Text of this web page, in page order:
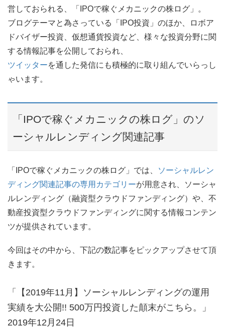
営しておられる、「IPOで稼ぐメカニックの株ログ」。
ブログテーマと為さっている「IPO投資」のほか、ロボア
ドバイザー投資、仮想通貨投資など、様々な投資分野に関
する情報記事を公開しておられ、
ツイッターを通した発信にも積極的に取り組んでいらっし
ゃいます。
「IPOで稼ぐメカニックの株ログ」のソ
ーシャルレンディング関連記事
「IPOで稼ぐメカニックの株ログ」では、
ソーシャルレン
ディング関連記事の専用カテゴリーが用意され、ソーシャ
ルレンディング（融資型クラウドファンディング）や、不
動産投資型クラウドファンディングに関する情報コンテン
ツが提供されています。
今回はその中から、下記の数記事をピックアップさせて頂
きます。
「【2019年11月】ソーシャルレンディングの運用
実績を大公開!! 500万円投資した顛末がこちら。」
2019年12月24日